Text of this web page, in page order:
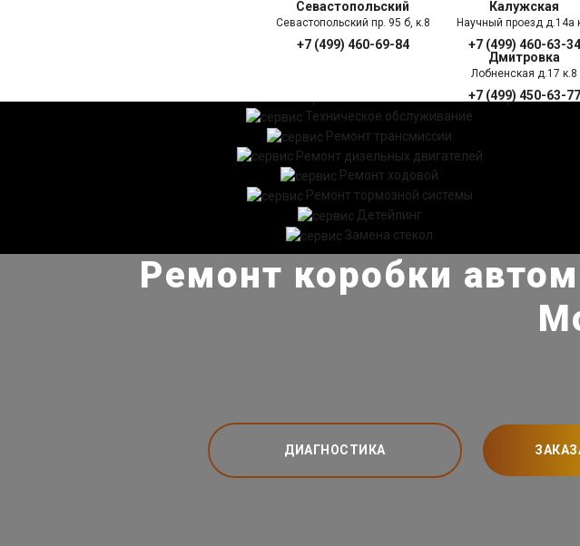
Севастопольский
Севастопольский пр. 95 б, к.8
+7 (499) 460-69-84
Калужская
Научный проезд д.14а
+7 (499) 460-63-34
Дмитровка
Лобненская д.17 к.8
+7 (499) 450-63-77
Техническое обслуживание
Ремонт трансмиссии
Ремонт дизельных двигателей
Ремонт ходовой
Ремонт тормозной системы
Детейлинг
Замена стекол
Ремонт коробки
ДИАГНОСТИКА